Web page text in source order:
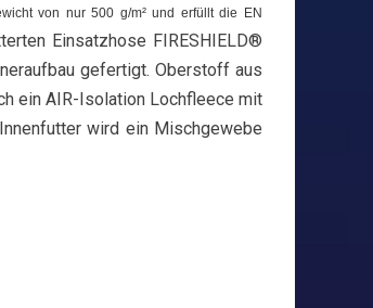
von nur 500 g/m² und erfüllt die EN
Einsatzhose FIRESHIELD®
gefertigt. Oberstoff aus
ein AIR-Isolation Lochfleece mit
wird ein Mischgewebe